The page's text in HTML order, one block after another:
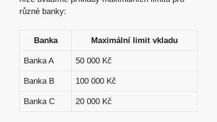
různé banky:
Banka Maximální limit vkladu
Banka A 50 000 Kč
Banka B 100 000 Kč
Banka C 20 000 Kč